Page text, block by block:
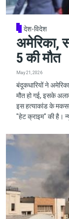
देश-विदेश
अमेरिका,
5 की मौत
May 21, 2026
बंदूकधारियों ने
मौत हो गई, इसके
इस हत्याकांड के
"हेट क्राइम" की है।